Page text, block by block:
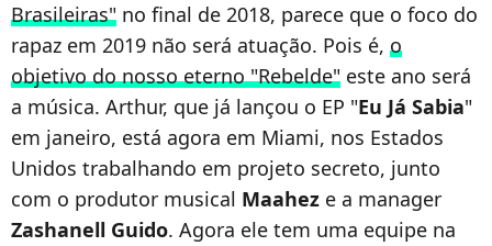
Brasileiras" no final de 2018, parece que o foco do
rapaz em 2019 não será atuação. Pois é, o
objetivo do nosso eterno "Rebelde" este ano será
a música. Arthur, que já lançou o EP "Eu Já Sabia"
em janeiro, está agora em Miami, nos Estados
Unidos trabalhando em projeto secreto, junto
com o produtor musical Maahez e a manager
Zashanell Guido. Agora ele tem uma equipe na